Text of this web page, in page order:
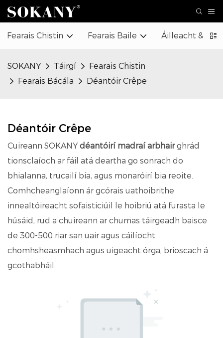
Fearais Chistin Fearais Baile Áilleacht &
SOKANY Táirgí
Fearais Chistin
Fearais Bácála
Déantóir Crêpe
Déantóir Crêpe
Cuireann SOKANY déantóirí madraí arbhairghrád
tionsclaíoch ar fáil atá deartha go sonrach do
bhialanna, trucailí bia, agus monaróirí bia reoite.
Comhcheanglaíonn ár gcórais uathoibrithe
innealtóireacht sofaisticiúil le hoibriú atá furasta le
húsáid, rud a chuireann ar chumas táirgeadh baisce
de 300-500 riar san uair agus cáilíocht
chomhsheasmhach agus uigeacht órga, brioscach á
gcothabháil.